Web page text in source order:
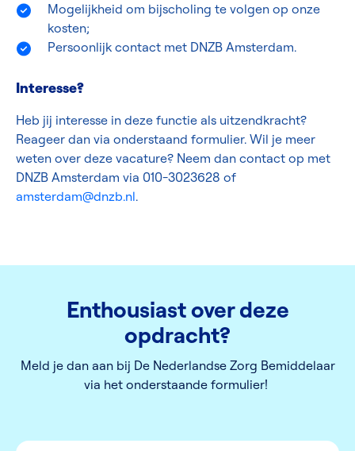
Mogelijkheid om bijscholing te volgen op onze
kosten;
Persoonlijk contact met DNZB Amsterdam.
Interesse?
Heb jij interesse in deze functie als uitzendkracht?
Reageer dan via onderstaand formulier. Wil je meer
weten over deze vacature? Neem dan contact op met
DNZB Amsterdam via 010-3023628 of
amsterdam@dnzb.nl.
Enthousiast over deze
opdracht?
Meld je dan aan bij De Nederlandse Zorg Bemiddelaar
via het onderstaande formulier!